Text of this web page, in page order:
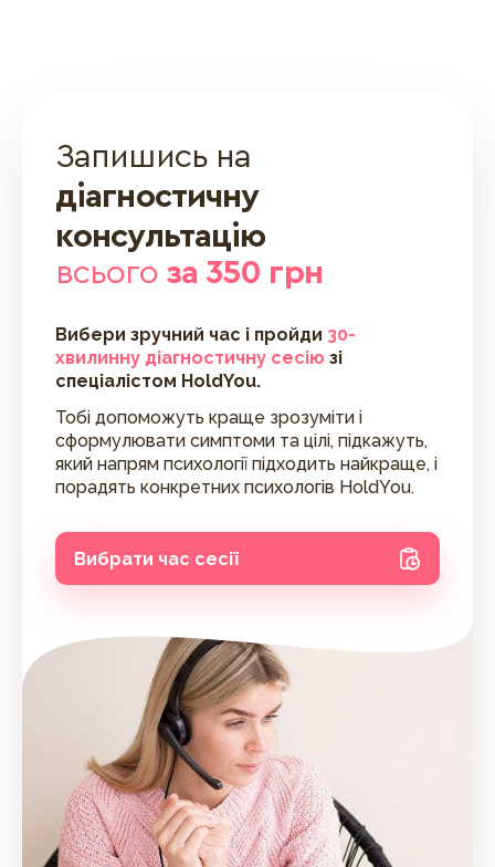
Запишись на
діагностичну
консультацію
всього за 350 грн
Вибери зручний час і пройди 30-
хвилинну діагностичну сесію зі
спеціалістом HoldYou.
Тобі допоможуть краще зрозуміти і
сформулювати симптоми та цілі, підкажуть,
який напрям психології підходить найкраще, і
порадять конкретних психологів HoldYou.
Вибрати час сесії